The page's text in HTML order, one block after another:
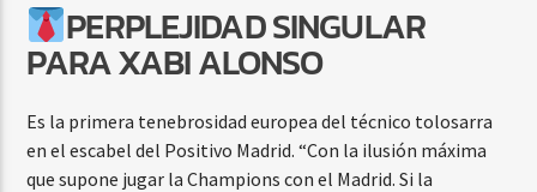
PERPLEJIDAD SINGULAR
PARA XABI ALONSO
Es la primera tenebrosidad europea del técnico tolosarra
en el escabel del Positivo Madrid. “Con la ilusión máxima
que supone jugar la Champions con el Madrid. Si la